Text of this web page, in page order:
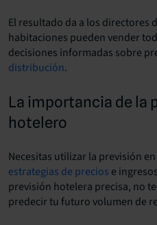
El resultado da a los directores
habitaciones pueden vender
decisiones informadas sobre
distribución.
La importancia de la
hotelero
Necesitas utilizar la previsión
estrategias de precios e
previsión hotelera precisa, no
predecir tu futuro volumen de